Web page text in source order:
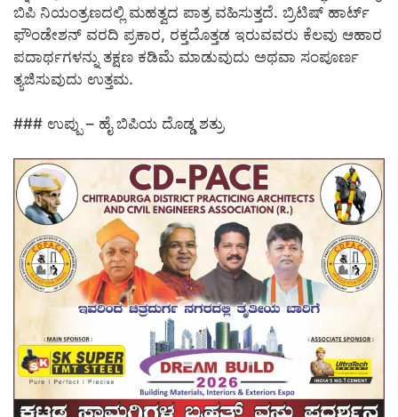
ಬಿಪಿ ನಿಯಂತ್ರಣದಲ್ಲಿ ಮಹತ್ವದ ಪಾತ್ರ ವಹಿಸುತ್ತದೆ. ಬ್ರಿಟಿಷ್ ಹಾರ್ಟ್
ಫೌಂಡೇಶನ್ ವರದಿ ಪ್ರಕಾರ, ರಕ್ತದೊತ್ತಡ ಇರುವವರು ಕೆಲವು ಆಹಾರ
ಪದಾರ್ಥಗಳನ್ನು ತಕ್ಷಣ ಕಡಿಮೆ ಮಾಡುವುದು ಅಥವಾ ಸಂಪೂರ್ಣ
ತ್ಯಜಿಸುವುದು ಉತ್ತಮ.
### ಉಪ್ಪು – ಹೈ ಬಿಪಿಯ ದೊಡ್ಡ ಶತ್ರು